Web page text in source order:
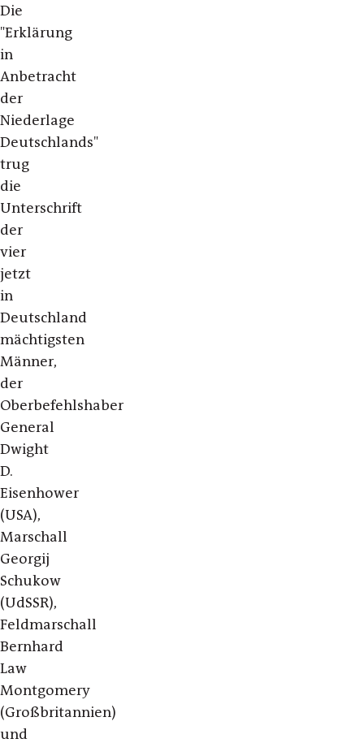
Die
"Erklärung
in
Anbetracht
der
Niederlage
Deutschlands"
trug
die
Unterschrift
der
vier
jetzt
in
Deutschland
mächtigsten
Männer,
der
Oberbefehlshaber
General
Dwight
D.
Eisenhower
(USA),
Marschall
Georgij
Schukow
(UdSSR),
Feldmarschall
Bernhard
Law
Montgomery
(Großbritannien)
und